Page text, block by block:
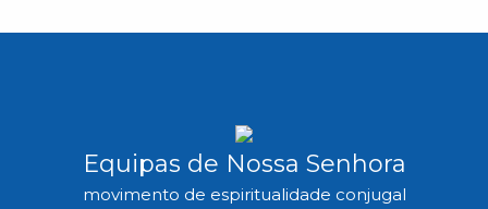
Equipas de Nossa Senhora
movimento de espiritualidade conjugal